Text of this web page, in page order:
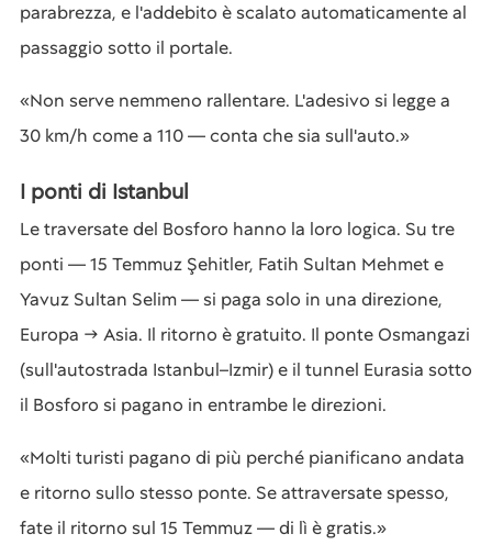
parabrezza, e l'addebito è scalato automaticamente al
passaggio sotto il portale.
«Non serve nemmeno rallentare. L'adesivo si legge a
30 km/h come a 110 — conta che sia sull'auto.»
I ponti di Istanbul
Le traversate del Bosforo hanno la loro logica. Su tre
ponti — 15 Temmuz Şehitler, Fatih Sultan Mehmet e
Yavuz Sultan Selim — si paga solo in una direzione,
Europa → Asia. Il ritorno è gratuito. Il ponte Osmangazi
(sull'autostrada Istanbul–Izmir) e il tunnel Eurasia sotto
il Bosforo si pagano in entrambe le direzioni.
«Molti turisti pagano di più perché pianificano andata
e ritorno sullo stesso ponte. Se attraversate spesso,
fate il ritorno sul 15 Temmuz — di lì è gratis.»